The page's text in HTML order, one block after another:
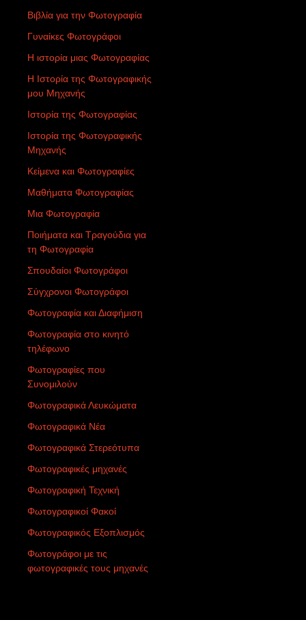
Βιβλία για την Φωτογραφία
Γυναίκες Φωτογράφοι
Η ιστορία μιας Φωτογραφίας
Η Ιστορία της Φωτογραφικής
μου Μηχανής
Ιστορία της Φωτογραφίας
Ιστορία της Φωτογραφικής
Μηχανής
Κείμενα και Φωτογραφίες
Μαθήματα Φωτογραφίας
Μια Φωτογραφία
Ποιήματα και Τραγούδια για
τη Φωτογραφία
Σπουδαίοι Φωτογράφοι
Σύγχρονοι Φωτογράφοι
Φωτογραφία και Διαφήμιση
Φωτογραφία στο κινητό
τηλέφωνο
Φωτογραφίες που
Συνομιλούν
Φωτογραφικά Λευκώματα
Φωτογραφικά Νέα
Φωτογραφικά Στερεότυπα
Φωτογραφικές μηχανές
Φωτογραφική Τεχνική
Φωτογραφικοί Φακοί
Φωτογραφικός Εξοπλισμός
Φωτογράφοι με τις
φωτογραφικές τους μηχανές